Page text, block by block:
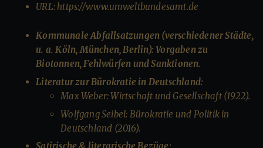
URL: https://www.umweltbundesamt.de
Kommunale Abfallsatzungen (verschiedener Städte,
u. a. Köln, München, Berlin): Vorgaben zu
Biotonnen, Fehlwürfen und Sanktionen.
Literatur zur Bürokratie in Deutschland:
Max Weber: Wirtschaft und Gesellschaft (1922).
Wolfgang Seibel: Bürokratie und Politik in
Deutschland (2016).